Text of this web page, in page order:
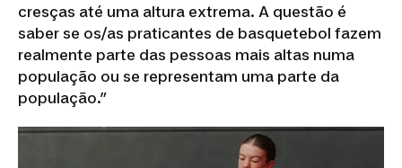
cresças até uma altura extrema. A questão é
saber se os/as praticantes de basquetebol fazem
realmente parte das pessoas mais altas numa
população ou se representam uma parte da
população.”